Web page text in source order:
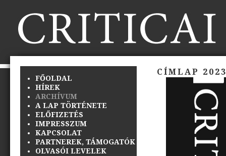
FŐOLDAL
HÍREK
ARCHÍVUM
A LAP TÖRTÉNETE
ELŐFIZETÉS
IMPRESSZUM
KAPCSOLAT
PARTNEREK, TÁMOGATÓK
OLVASÓI LEVELEK
CÍMLAP